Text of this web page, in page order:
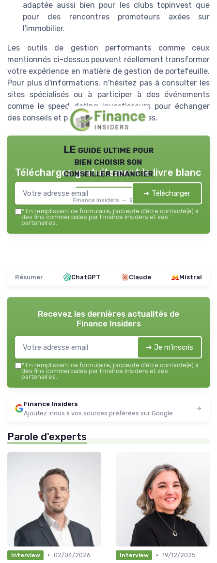
adaptée aussi bien pour les clubs topinvest que
pour des rencontres promoteurs axées sur
l'immobilier.
Les outils de gestion performants comme ceux
mentionnés ci-dessus peuvent réellement transformer
votre expérience en matière de gestion de portefeuille.
Pour plus d'informations, n'hésitez pas à consulter les
sites spécialisés ou à participer à des événements
comme le speed dating investisseurs pour échanger
des conseils et partager vos expériences.
LE guide ultime pour
bien choisir son
conseiller financier
Finance Insiders — 2026
Téléchargez gratuitement le livre blanc
➔ Télécharger
* En remplissant ce formulaire, j’accepte d’être contacté(e) à
des fins commerciales par Finance Insiders et ses
partenaires.
Résumer ChatGPT Claude Mistral
Recevez les dernières actualités de
Finance Insiders
➔ Je m'inscris
* En remplissant ce formulaire, j’accepte d’être contacté(e) à
des fins commerciales par Finance Insiders et ses
partenaires.
Finance Insiders
Ajoutez-nous à vos sources préférées sur Google
Parole d'experts
Interview • 02/04/2026
Interview • 19/12/2025